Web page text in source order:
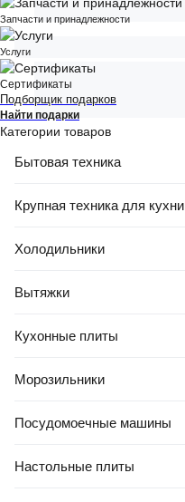
Запчасти и принадлежности
Услуги
Сертификаты
Подборщик подарков
Найти подарки
Категории товаров
Бытовая техника
Крупная техника для кухни
Холодильники
Вытяжки
Кухонные плиты
Морозильники
Посудомоечные машины
Настольные плиты